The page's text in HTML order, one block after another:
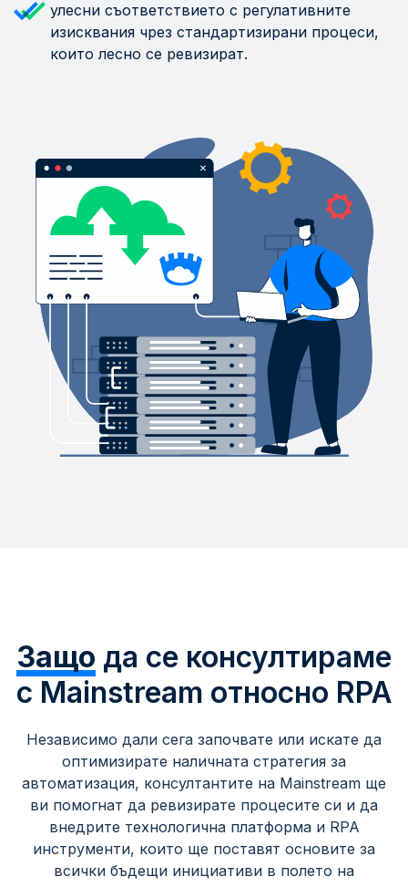
улесни съответствието с регулативните
изисквания чрез стандартизирани процеси,
които лесно се ревизират.
Защо да се консултираме
с Mainstream относно RPA
Независимо дали сега започвате или искате да
оптимизирате наличната стратегия за
автоматизация, консултантите на Mainstream ще
ви помогнат да ревизирате процесите си и да
внедрите технологична платформа и RPA
инструменти, които ще поставят основите за
всички бъдещи инициативи в полето на